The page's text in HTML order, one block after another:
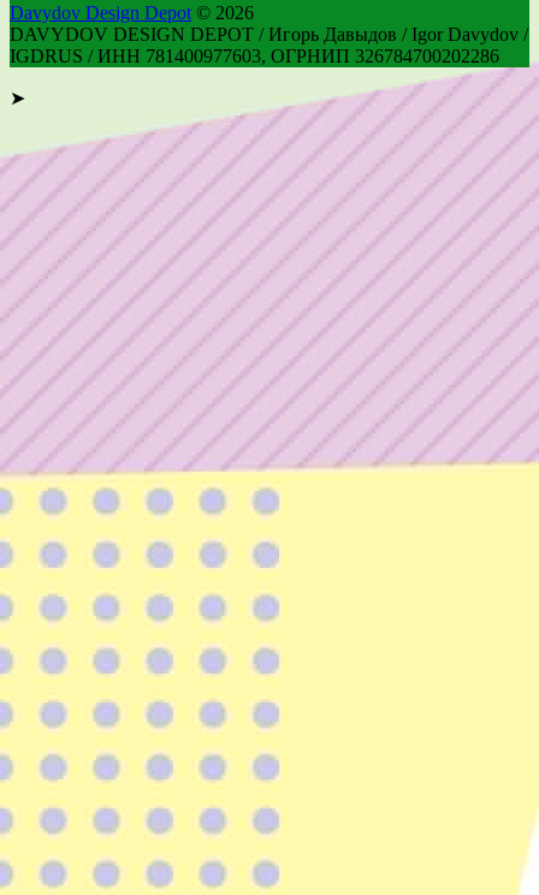
Davydov Design Depot © 2026
DAVYDOV DESIGN DEPOT / Игорь Давыдов / Igor Davydov /
IGDRUS / ИНН 781400977603, ОГРНИП 326784700202286
➤